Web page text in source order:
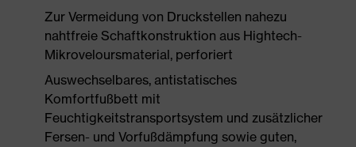
Zur Vermeidung von Druckstellen nahezu
nahtfreie Schaftkonstruktion aus Hightech-
Mikroveloursmaterial, perforiert
Auswechselbares, antistatisches
Komfortfußbett mit
Feuchtigkeitstransportsystem und zusätzlicher
Fersen- und Vorfußdämpfung sowie guten,